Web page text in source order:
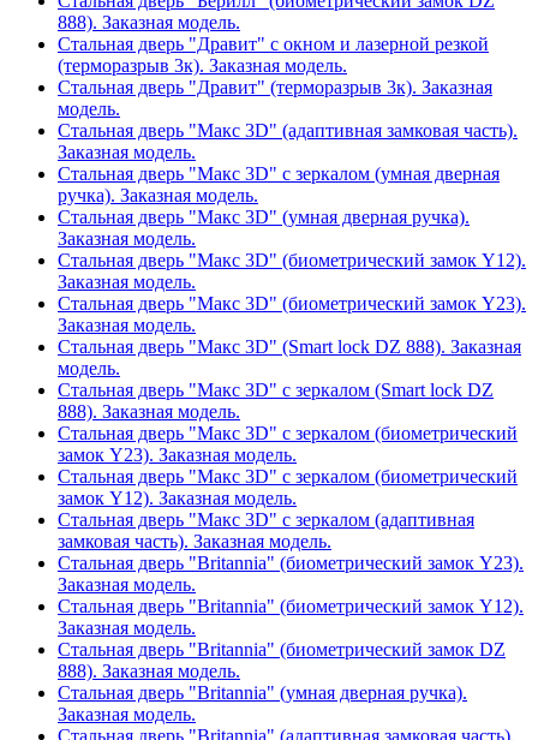
888). Заказная модель.
Стальная дверь "Дравит" с окном и лазерной резкой
(терморазрыв 3к). Заказная модель.
Стальная дверь "Дравит" (терморазрыв 3к). Заказная
модель.
Стальная дверь "Макс 3D" (адаптивная замковая часть).
Заказная модель.
Стальная дверь "Макс 3D" с зеркалом (умная дверная
ручка). Заказная модель.
Стальная дверь "Макс 3D" (умная дверная ручка).
Заказная модель.
Стальная дверь "Макс 3D" (биометрический замок Y12).
Заказная модель.
Стальная дверь "Макс 3D" (биометрический замок Y23).
Заказная модель.
Стальная дверь "Макс 3D" (Smart lock DZ 888). Заказная
модель.
Стальная дверь "Макс 3D" с зеркалом (Smart lock DZ
888). Заказная модель.
Стальная дверь "Макс 3D" с зеркалом (биометрический
замок Y23). Заказная модель.
Стальная дверь "Макс 3D" с зеркалом (биометрический
замок Y12). Заказная модель.
Стальная дверь "Макс 3D" с зеркалом (адаптивная
замковая часть). Заказная модель.
Стальная дверь "Britannia" (биометрический замок Y23).
Заказная модель.
Стальная дверь "Britannia" (биометрический замок Y12).
Заказная модель.
Стальная дверь "Britannia" (биометрический замок DZ
888). Заказная модель.
Стальная дверь "Britannia" (умная дверная ручка).
Заказная модель.
Стальная дверь "Britannia" (адаптивная замковая часть).